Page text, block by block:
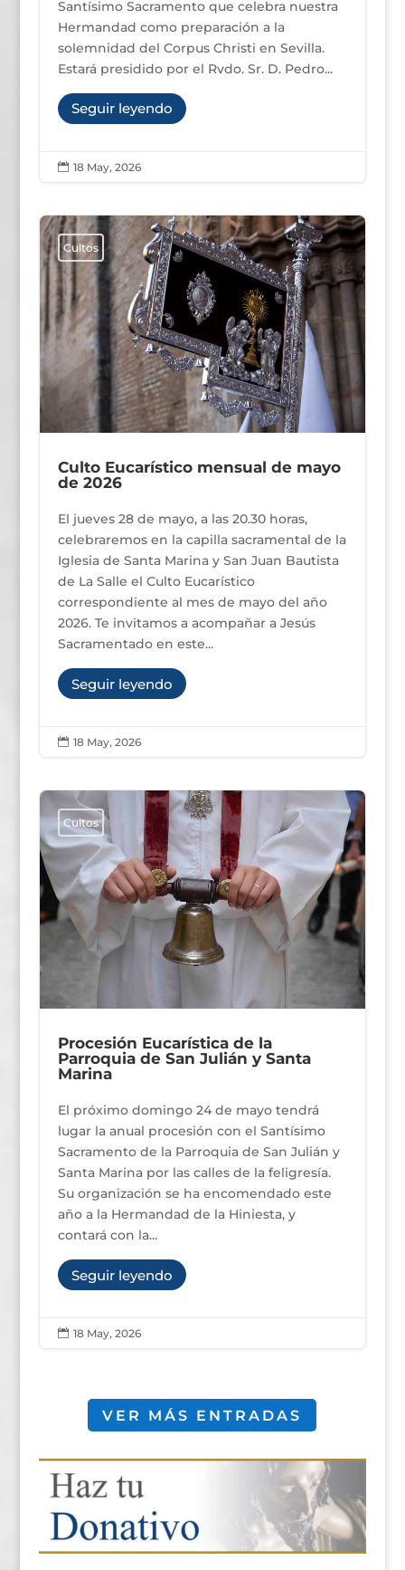
Santísimo Sacramento que celebra nuestra
Hermandad como preparación a la
solemnidad del Corpus Christi en Sevilla.
Estará presidido por el Rvdo. Sr. D. Pedro...
Seguir leyendo
 18 May, 2026
Cultos
Culto Eucarístico mensual de mayo
de 2026
El jueves 28 de mayo, a las 20.30 horas,
celebraremos en la capilla sacramental de la
Iglesia de Santa Marina y San Juan Bautista
de La Salle el Culto Eucarístico
correspondiente al mes de mayo del año
2026. Te invitamos a acompañar a Jesús
Sacramentado en este...
Seguir leyendo
 18 May, 2026
Cultos
Procesión Eucarística de la
Parroquia de San Julián y Santa
Marina
El próximo domingo 24 de mayo tendrá
lugar la anual procesión con el Santísimo
Sacramento de la Parroquia de San Julián y
Santa Marina por las calles de la feligresía.
Su organización se ha encomendado este
año a la Hermandad de la Hiniesta, y
contará con la...
Seguir leyendo
 18 May, 2026
VER MÁS ENTRADAS